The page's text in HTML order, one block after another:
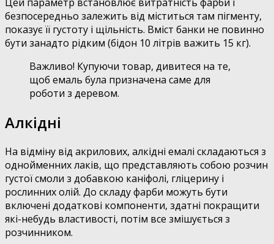
безпосередньо залежить від міститься там пігменту,
показує її густоту і щільність. Вміст банки не повинно
бути занадто рідким (бідон 10 літрів важить 15 кг).
Важливо! Купуючи товар, дивитеся на те,
щоб емаль була призначена саме для
роботи з деревом.
Алкідні
На відміну від акрилових, алкідні емалі складаються з
однойменних лаків, що представляють собою розчин
густої смоли з добавкою каніфолі, гліцерину і
рослинних олій. До складу фарби можуть бути
включені додаткові компоненти, здатні покращити
які-небудь властивості, потім все змішується з
розчинником.